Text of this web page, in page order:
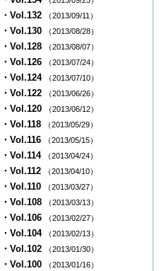
・Vol.132 （2013/09/11）
・Vol.130 （2013/08/28）
・Vol.128 （2013/08/07）
・Vol.126 （2013/07/24）
・Vol.124 （2013/07/10）
・Vol.122 （2013/06/26）
・Vol.120 （2013/06/12）
・Vol.118 （2013/05/29）
・Vol.116 （2013/05/15）
・Vol.114 （2013/04/24）
・Vol.112 （2013/04/10）
・Vol.110 （2013/03/27）
・Vol.108 （2013/03/13）
・Vol.106 （2013/02/27）
・Vol.104 （2013/02/13）
・Vol.102 （2013/01/30）
・Vol.100 （2013/01/16）